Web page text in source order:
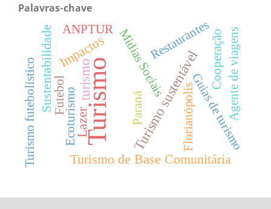
Palavras-chave
Turismo Turismo sustentável
turismo
Impactos
Lazer
Sustentabilidade
Turismo de Base Comunitária
Ecoturismo Florianópolis
Mídias SociaisRestaurantes
Paraná
Turismo futebolístico Futebol
ANPTUR
Guias de turismo
Agente de viagens
Cooperação